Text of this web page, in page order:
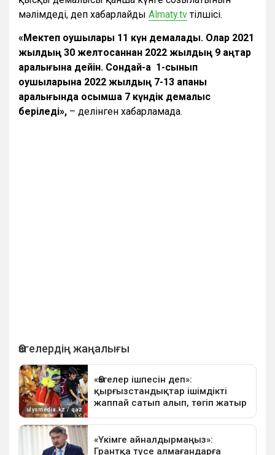
мәлімдеді, деп хабарлайды Almaty.tvтілшісі.
«Мектеп оқушылары 11 күн демалады. Олар 2021
жылдың 30 желтоқсаннан 2022 жылдың 9 қаңтар
аралығына дейін. Сондай-ақ 1-сынып
оқушыларына 2022 жылдың 7-13 ақпаны
аралығында қосымша 7 күндік демалыс
беріледі», – делінген хабарламада.